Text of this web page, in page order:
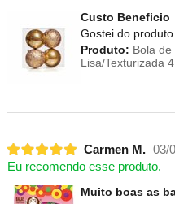
Custo Beneficio
Gostei do
Produto: Bola
Lisa/Texturizada
Carmen M. 03/
Eu recomendo esse produto.
Muito boas as